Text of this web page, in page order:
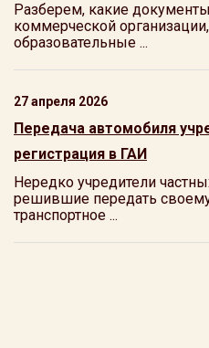
Разберем, какие
коммерческой
образовательные ...
27 апреля 2026
Передача автомобиля
регистрация в ГАИ
Нередко учредители
решившие передать
транспортное ...